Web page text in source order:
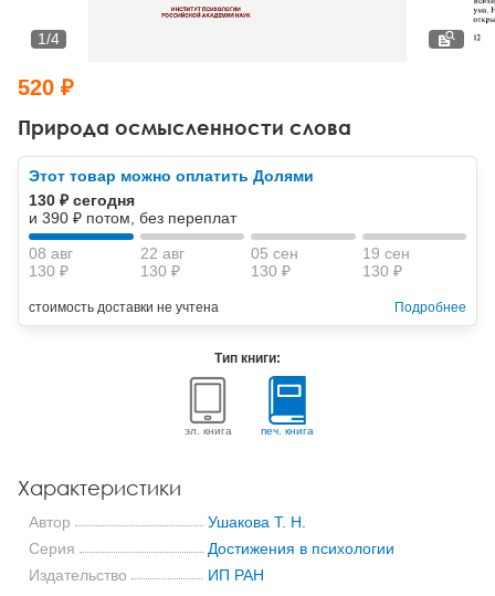
Тревожные расстройства, панические атаки
Другие направления психотерапии
Классический, эриксоновский гипноз и НЛП
НЛП
Психология труда и эргономика
Социальная психология
Социальная и организационная психология
Классический и юнгианский психоанализ
Природа осмысленности слова
1/4
520 ₽
Этот товар можно оплатить Долями
130 ₽ сегодня
и 390 ₽ потом, без переплат
08 авг
130 ₽
22 авг
130 ₽
05 сен
130 ₽
19 сен
130 ₽
стоимость доставки не учтена Подробнее
Тип книги:
эл. книга печ. книга
Характеристики
Автор
Ушакова Т. Н.
Серия
Достижения в психологии
Издательство
ИП РАН